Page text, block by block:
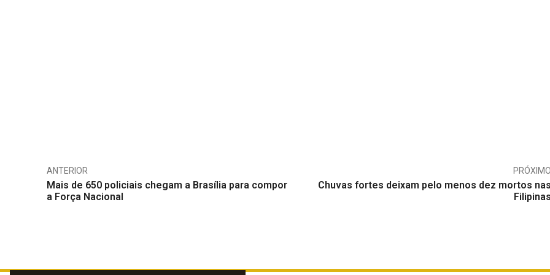
ANTERIOR
Mais de 650 policiais chegam a Brasília para compor
a Força Nacional
PRÓXIMO
Chuvas fortes deixam pelo menos dez mortos nas
Filipinas